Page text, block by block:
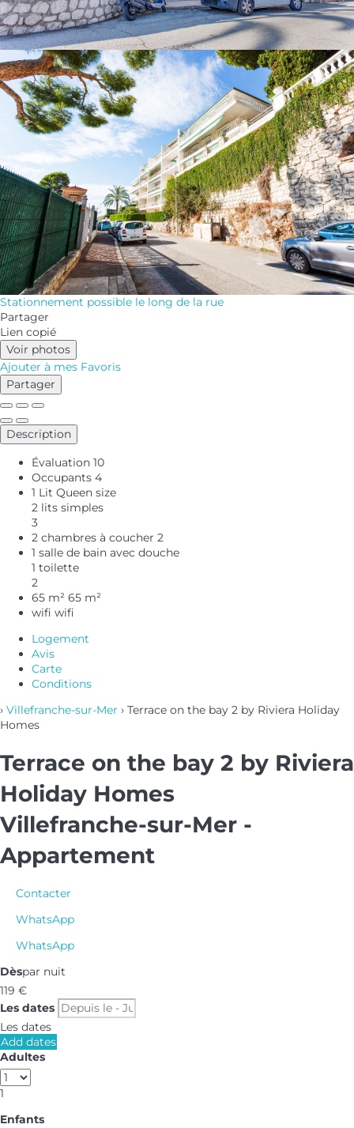
Stationnement possible le long de la rue
Partager
Lien copié
Voir photos
Ajouter à mes Favoris
Partager
Description
Évaluation 10
Occupants 4
1 Lit Queen size
2 lits simples
3
2 chambres à coucher 2
1 salle de bain avec douche
1 toilette
2
65 m² 65 m²
wifi wifi
Logement
Avis
Carte
Conditions
› Villefranche-sur-Mer › Terrace on the bay 2 by Riviera Holiday
Homes
Terrace on the bay 2 by Riviera
Holiday Homes
Villefranche-sur-Mer -
Appartement
Contacter
WhatsApp
WhatsApp
Dèspar nuit
119 €
Les dates
Les dates
Add dates
Adultes
1
Enfants